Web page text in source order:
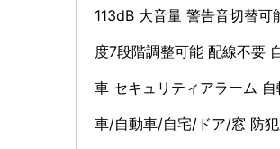
113dB 大音量 警告音切替可
度7段階調整可能 配線不要
車 セキュリティアラーム 自
車/自動車/自宅/ドア/窓 防